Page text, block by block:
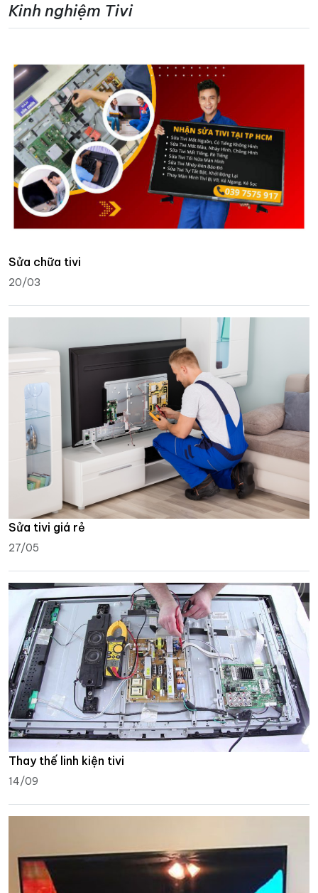
Kinh nghiệm Tivi
Sửa chữa tivi
20/03
Sửa tivi giá rẻ
27/05
Thay thế linh kiện tivi
14/09